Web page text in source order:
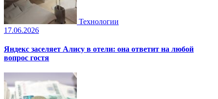
Технологии
17.06.2026
Яндекс заселяет Алису в отели: она ответит на любой
вопрос гостя